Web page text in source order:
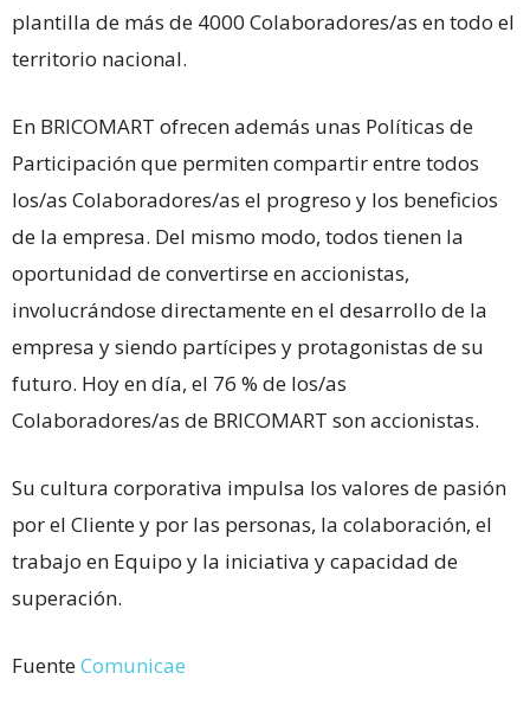
plantilla de más de 4000 Colaboradores/as en todo el
territorio nacional.
En BRICOMART ofrecen además unas Políticas de
Participación que permiten compartir entre todos
los/as Colaboradores/as el progreso y los beneficios
de la empresa. Del mismo modo, todos tienen la
oportunidad de convertirse en accionistas,
involucrándose directamente en el desarrollo de la
empresa y siendo partícipes y protagonistas de su
futuro. Hoy en día, el 76 % de los/as
Colaboradores/as de BRICOMART son accionistas.
Su cultura corporativa impulsa los valores de pasión
por el Cliente y por las personas, la colaboración, el
trabajo en Equipo y la iniciativa y capacidad de
superación.
FuenteComunicae